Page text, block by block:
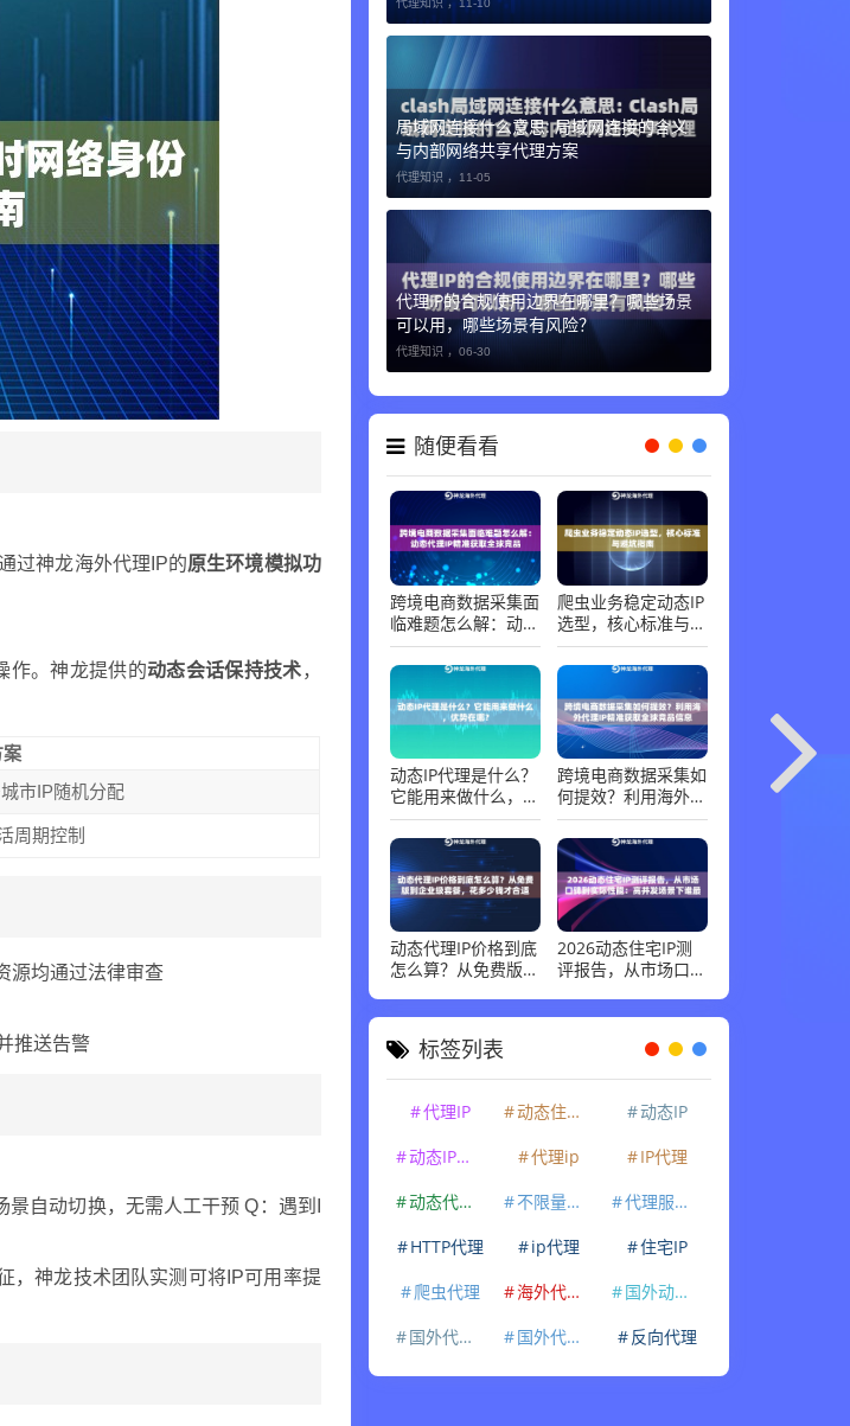
过神龙海外代理IP的原生环境模拟功
作。神龙提供的动态会话保持技术，
案
市IP随机分配
周期控制
源均通过法律审查
推送告警
自动切换，无需人工干预 Q：遇到I
，神龙技术团队实测可将IP可用率提
代理知识 ， 11-10
局域网连接什么意思: 局域网连接的含义
与内部网络共享代理方案
代理知识 ， 11-05
代理IP的合规使用边界在哪里？哪些场景
可以用，哪些场景有风险？
代理知识 ， 06-30
随便看看
跨境电商数据采集面
临难题怎么解：动态
代理IP精准获取全球
竞品
爬虫业务稳定动态IP
选型，核心标准与避
坑指南
动态IP代理是什么？
它能用来做什么，优
势在哪？
跨境电商数据采集如
何提效？利用海外代
理IP精准获取全球竞
品信息
动态代理IP价格到底
怎么算？从免费版到
钱才合适
2026动态住宅IP测
评报告，从市场口碑
场景下谁最稳
标签列表
代理IP 动态住宅IP
动态IP
动态IP代理
代理ip
IP代理
动态代理IP
不限量代理IP
代理服务器
HTTP代理
ip代理
住宅IP
爬虫代理
海外代理ip
国外动态IP
国外代理IP
国外代理ip 反向代理